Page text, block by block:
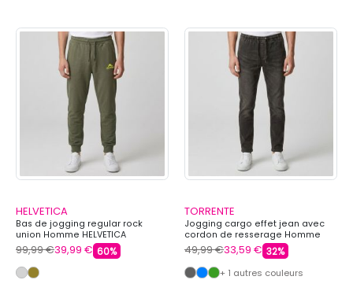
HELVETICA
Bas de jogging regular rock
union Homme HELVETICA
99,99 €39,99 € 60%
TORRENTE
Jogging cargo effet jean avec
cordon de resserage Homme
TORRENTE
49,99 €33,59 € 32%
+ 1 autres couleurs